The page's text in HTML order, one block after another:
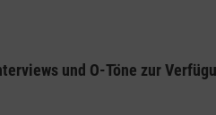
und O-Töne zur